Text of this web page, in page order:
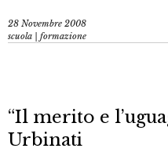
28 Novembre 2008
scuola | formazione
“Il merito e
Urbinati